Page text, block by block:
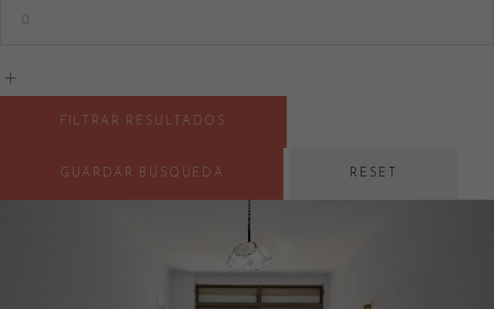
FILTRAR RESULTADOS
GUARDAR BÚSQUEDA RESET